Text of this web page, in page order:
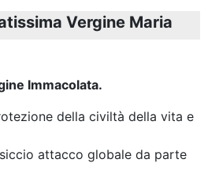
Vergine Maria
Immacolata.
della civiltà della vita e
attacco globale da parte